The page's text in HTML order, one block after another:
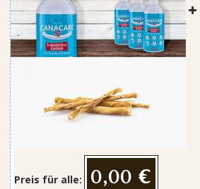
Preis für alle: 0,00 €